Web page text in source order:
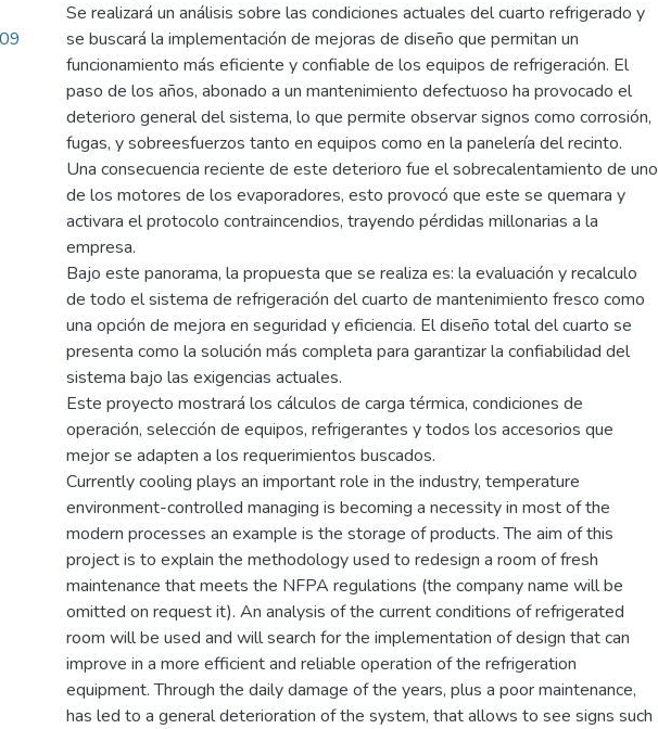
Se realizará un análisis sobre las condiciones actuales del cuarto refrigerado y
se buscará la implementación de mejoras de diseño que permitan un
funcionamiento más eficiente y confiable de los equipos de refrigeración. El
paso de los años, abonado a un mantenimiento defectuoso ha provocado el
deterioro general del sistema, lo que permite observar signos como corrosión,
fugas, y sobreesfuerzos tanto en equipos como en la panelería del recinto.
Una consecuencia reciente de este deterioro fue el sobrecalentamiento de uno
de los motores de los evaporadores, esto provocó que este se quemara y
activara el protocolo contraincendios, trayendo pérdidas millonarias a la
empresa.
Bajo este panorama, la propuesta que se realiza es: la evaluación y recalculo
de todo el sistema de refrigeración del cuarto de mantenimiento fresco como
una opción de mejora en seguridad y eficiencia. El diseño total del cuarto se
presenta como la solución más completa para garantizar la confiabilidad del
sistema bajo las exigencias actuales.
Este proyecto mostrará los cálculos de carga térmica, condiciones de
operación, selección de equipos, refrigerantes y todos los accesorios que
mejor se adapten a los requerimientos buscados.
Currently cooling plays an important role in the industry, temperature
environment-controlled managing is becoming a necessity in most of the
modern processes an example is the storage of products. The aim of this
project is to explain the methodology used to redesign a room of fresh
maintenance that meets the NFPA regulations (the company name will be
omitted on request it). An analysis of the current conditions of refrigerated
room will be used and will search for the implementation of design that can
improve in a more efficient and reliable operation of the refrigeration
equipment. Through the daily damage of the years, plus a poor maintenance,
has led to a general deterioration of the system, that allows to see signs such